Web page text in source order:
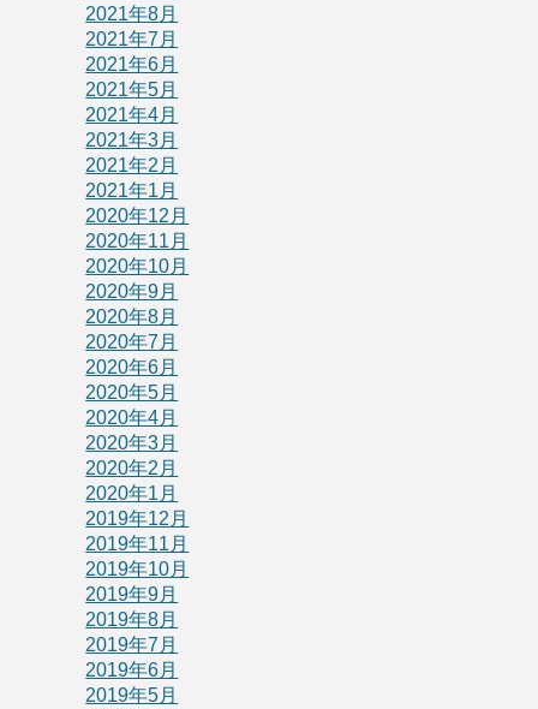
2021年8月
2021年7月
2021年6月
2021年5月
2021年4月
2021年3月
2021年2月
2021年1月
2020年12月
2020年11月
2020年10月
2020年9月
2020年8月
2020年7月
2020年6月
2020年5月
2020年4月
2020年3月
2020年2月
2020年1月
2019年12月
2019年11月
2019年10月
2019年9月
2019年8月
2019年7月
2019年6月
2019年5月